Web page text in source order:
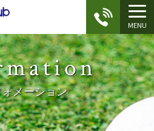
MENU
メーション